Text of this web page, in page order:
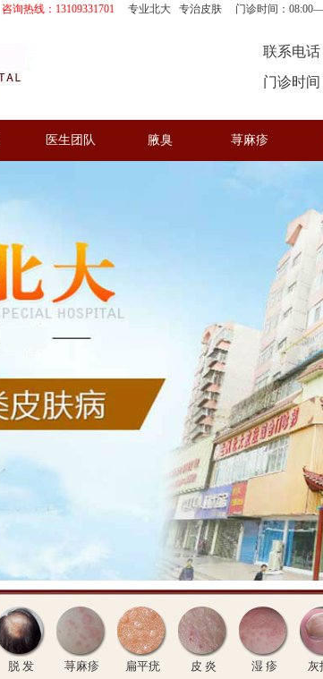
咨询热线：13109331701 专业北大 专治皮肤 门诊时间：
联系电话
门诊时间
医生团队 腋臭 荨麻疹
脱 发 荨麻疹 扁平疣 皮 炎 湿 疹 灰